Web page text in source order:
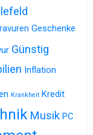
Geschenke
Günstig
Inflation
Krankheit Kredit
Musik PC